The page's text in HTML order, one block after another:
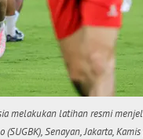
melakukan latihan resmi
Senayan, Jakarta,